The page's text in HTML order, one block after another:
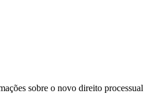
sobre o novo direito processual